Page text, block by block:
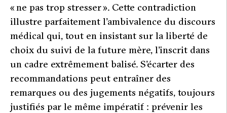
« ne pas trop stresser ». Cette contradiction
illustre parfaitement l’ambivalence du discours
médical qui, tout en insistant sur la liberté de
choix du suivi de la future mère, l’inscrit dans
un cadre extrêmement balisé. S’écarter des
recommandations peut entraîner des
remarques ou des jugements négatifs, toujours
justifiés par le même impératif : prévenir les